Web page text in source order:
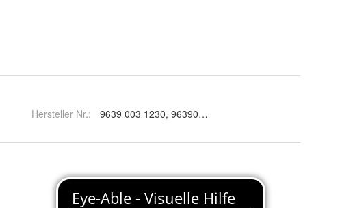
Hersteller Nr.: 9639 003 1230, 96390031230